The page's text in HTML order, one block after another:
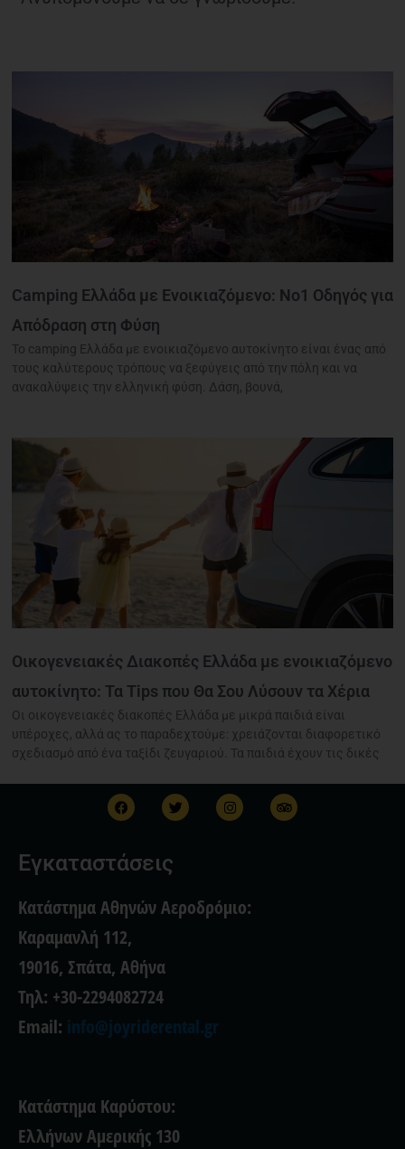
Camping Ελλάδα με Ενοικιαζόμενο: Νο1 Οδηγός για
Απόδραση στη Φύση
Το camping Ελλάδα με ενοικιαζόμενο αυτοκίνητο είναι ένας από
τους καλύτερους τρόπους να ξεφύγεις από την πόλη και να
ανακαλύψεις την ελληνική φύση. Δάση, βουνά,
Οικογενειακές Διακοπές Ελλάδα με ενοικιαζόμενο
αυτοκίνητο: Τα Tips που Θα Σου Λύσουν τα Χέρια
Οι οικογενειακές διακοπές Ελλάδα με μικρά παιδιά είναι
υπέροχες, αλλά ας το παραδεχτούμε: χρειάζονται διαφορετικό
σχεδιασμό από ένα ταξίδι ζευγαριού. Τα παιδιά έχουν τις δικές
F
a
c
b
o
T
w
i
I
n
s
m
T
r
i
Εγκαταστάσεις
Κατάστημα Αθηνών Αεροδρόμιο:
Καραμανλή 112,
19016, Σπάτα, Αθήνα
Τηλ: +30-2294082724
Email: info@joyriderental.gr
Κατάστημα Καρύστου:
Ελλήνων Αμερικής 130